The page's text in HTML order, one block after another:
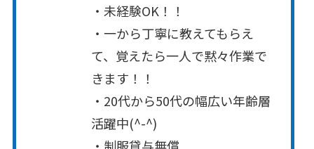
・未経験OK！！
・一から丁寧に教えてもらえ
て、覚えたら一人で黙々作業で
きます！！
・20代から50代の幅広い年齢層
活躍中(^-^)